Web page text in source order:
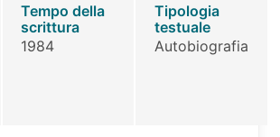
Tempo della
scrittura
1984
Tipologia
testuale
Autobiografia